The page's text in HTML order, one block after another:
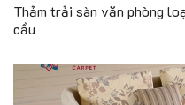
Thảm trải sàn văn phòng
cầu